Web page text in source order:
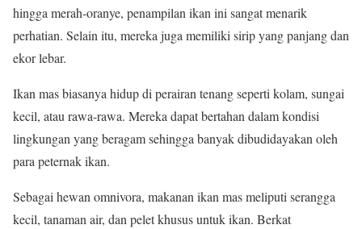
hingga merah-oranye, penampilan ikan ini sangat menarik
perhatian. Selain itu, mereka juga memiliki sirip yang panjang dan
ekor lebar.
Ikan mas biasanya hidup di perairan tenang seperti kolam, sungai
kecil, atau rawa-rawa. Mereka dapat bertahan dalam kondisi
lingkungan yang beragam sehingga banyak dibudidayakan oleh
para peternak ikan.
Sebagai hewan omnivora, makanan ikan mas meliputi serangga
kecil, tanaman air, dan pelet khusus untuk ikan. Berkat